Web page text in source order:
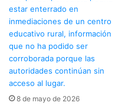
8 de mayo de 2026